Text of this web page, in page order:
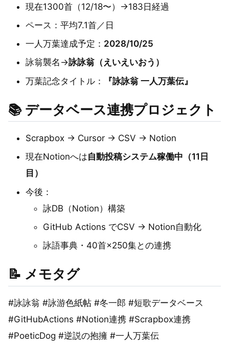
現在1300首（12/18〜）→183日経過
ペース：平均7.1首／日
一人万葉達成予定： 2028/10/25
詠翁襲名→詠詠翁（えいえいおう）
万葉記念タイトル：
『詠詠翁 一人万葉伝』
📚 データベース連携プロジェクト
Scrapbox → Cursor → CSV → Notion
現在Notionへは自動投稿システム稼働中（11日
目）
今後：
詠DB（Notion）構築
GitHub Actions でCSV → Notion自動化
詠語事典・40首×250集との連携
📝 メモタグ
#詠詠翁 #詠游色紙帖 #冬一郎 #短歌データベース
#GitHubActions #Notion連携 #Scrapbox連携
#PoeticDog #逆説の抱擁 #一人万葉伝